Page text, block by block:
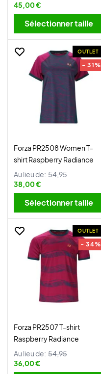
45,00 €
Sélectionner taille
OUTLET
- 31%
Forza PR2508 Women T-
shirt Raspberry Radiance
Au lieu de: 54,95
38,00 €
Sélectionner taille
OUTLET
- 34%
Forza PR2507 T-shirt
Raspberry Radiance
Au lieu de: 54,95
36,00 €